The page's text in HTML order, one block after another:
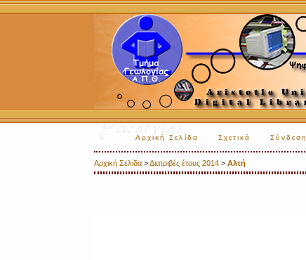
Αρχική Σελίδα Σχετικά Σύνδεση
Αρχική Σελίδα >Διατριβές έτους 2014 >Αλτή